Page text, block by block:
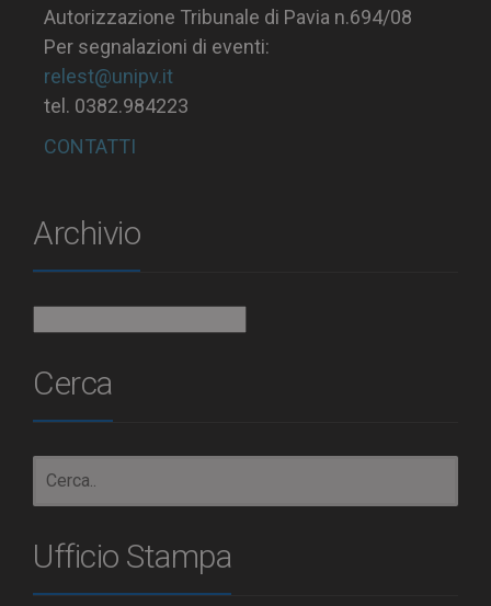
Autorizzazione Tribunale di Pavia n.694/08
Per segnalazioni di eventi:
relest@unipv.it
tel. 0382.984223
CONTATTI
Archivio
Cerca
Ufficio Stampa